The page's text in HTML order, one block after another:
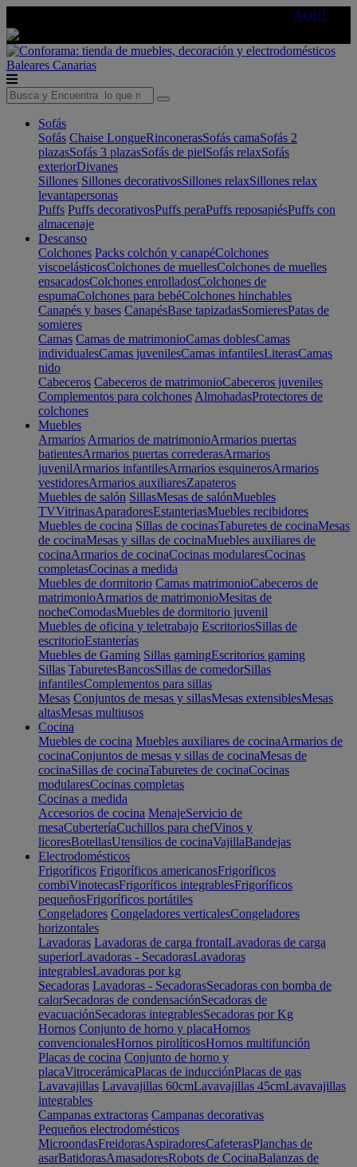
AQUÍ
Baleares Canarias
Sofás
Sofás Chaise LongueRinconerasSofás camaSofás 2
plazasSofás 3 plazasSofás de pielSofás relaxSofás
exteriorDivanes
Sillones Sillones decorativosSillones relaxSillones relax
levantapersonas
Puffs Puffs decorativosPuffs peraPuffs reposapiésPuffs con
almacenaje
Descanso
Colchones Packs colchón y canapéColchones
viscoelásticosColchones de muellesColchones de muelles
ensacadosColchones enrolladosColchones de
espumaColchones para bebéColchones hinchables
Canapés y bases CanapésBase tapizadasSomieresPatas de
somieres
Camas Camas de matrimonioCamas doblesCamas
individualesCamas juvenilesCamas infantilesLiterasCamas
nido
Cabeceros Cabeceros de matrimonioCabeceros juveniles
Complementos para colchones AlmohadasProtectores de
colchones
Muebles
Armarios Armarios de matrimonioArmarios puertas
batientesArmarios puertas correderasArmarios
juvenilArmarios infantilesArmarios esquinerosArmarios
vestidoresArmarios auxiliaresZapateros
Muebles de salón SillasMesas de salónMuebles
TVVitrinasAparadoresEstanteriasMuebles recibidores
Muebles de cocina Sillas de cocinasTaburetes de cocinaMesas
de cocinaMesas y sillas de cocinaMuebles auxiliares de
cocinaArmarios de cocinaCocinas modularesCocinas
completasCocinas a medida
Muebles de dormitorio Camas matrimonioCabeceros de
matrimonioArmarios de matrimonioMesitas de
nocheComodasMuebles de dormitorio juvenil
Muebles de oficina y teletrabajo EscritoriosSillas de
escritorioEstanterías
Muebles de Gaming Sillas gamingEscritorios gaming
Sillas TaburetesBancosSillas de comedorSillas
infantilesComplementos para sillas
Mesas Conjuntos de mesas y sillasMesas extensiblesMesas
altasMesas multiusos
Cocina
Muebles de cocina Muebles auxiliares de cocinaArmarios de
cocinaConjuntos de mesas y sillas de cocinaMesas de
cocinaSillas de cocinaTaburetes de cocinaCocinas
modularesCocinas completas
Cocinas a medida
Accesorios de cocina MenajeServicio de
mesaCuberteríaCuchillos para chefVinos y
licoresBotellasUtensilios de cocinaVajillaBandejas
Electrodomésticos
Frigoríficos Frigoríficos americanosFrigoríficos
combiVinotecasFrigoríficos integrablesFrigoríficos
pequeñosFrigoríficos portátiles
Congeladores Congeladores verticalesCongeladores
horizontales
Lavadoras Lavadoras de carga frontalLavadoras de carga
superiorLavadoras - SecadorasLavadoras
integrablesLavadoras por kg
Secadoras Lavadoras - SecadorasSecadoras con bomba de
calorSecadoras de condensaciónSecadoras de
evacuaciónSecadoras integrablesSecadoras por Kg
Hornos Conjunto de horno y placaHornos
convencionalesHornos pirolíticosHornos multifunción
Placas de cocina Conjunto de horno y
placaVitrocerámicaPlacas de inducciónPlacas de gas
Lavavajillas Lavavajillas 60cmLavavajillas 45cmLavavajillas
integrables
Campanas extractoras Campanas decorativas
Pequeños electrodomésticos
MicroondasFreidorasAspiradoresCafeterasPlanchas de
asarBatidorasAmasadoresRobots de CocinaBalanzas de